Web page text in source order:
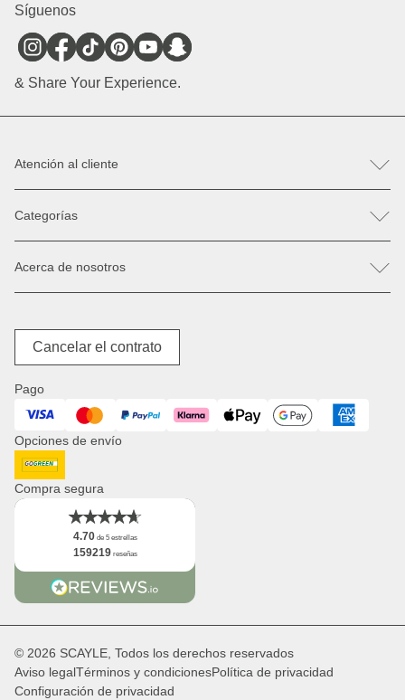
Síguenos
& Share Your Experience.
Atención al cliente
Ayuda & Contacto
Registro de devolución / reclamación
Recambios
Accesibilidad digital
Categorías
Bolsos
Gafas del sol
Equipaje
Productos de pañal
Relojes
Acerca de nosotros
Acerca de nosotros
Jobs
Distribución & B2B
Newsletter
Logo
Hechos
Cancelar el contrato
Pago
Visa Mastercard PayPal Klarna ApplePay GooglePay American
Opciones de envío
DHL GoGreen
Compra segura
4.70de 5 estrellas
159219reseñas
© 2026 SCAYLE, Todos los derechos reservados
Aviso legalTérminos y condicionesPolítica de privacidad
Configuración de privacidad